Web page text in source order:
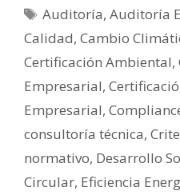
Auditoría,Auditoría
Calidad, Cambio
Certificación Ambiental,
Empresarial,
Empresarial,
consultoría técnica,
normativo, Desarrollo
Circular, Eficiencia